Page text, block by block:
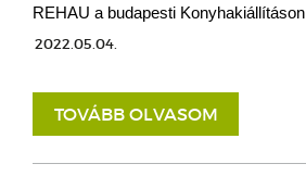
REHAU a budapesti Konyhakiállításon
2022.05.04.
TOVÁBB OLVASOM